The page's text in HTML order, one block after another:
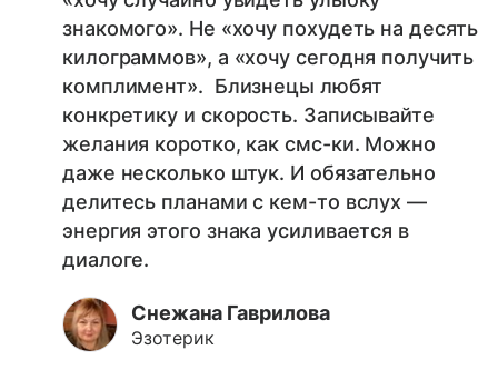
знакомого». Не «хочу похудеть на десять
килограммов», а «хочу сегодня получить
комплимент». Близнецы любят
конкретику и скорость. Записывайте
желания коротко, как смс-ки. Можно
даже несколько штук. И обязательно
делитесь планами с кем-то вслух —
энергия этого знака усиливается в
диалоге.
Снежана Гаврилова
Эзотерик